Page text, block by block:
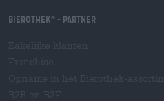
Bierothek - Partner